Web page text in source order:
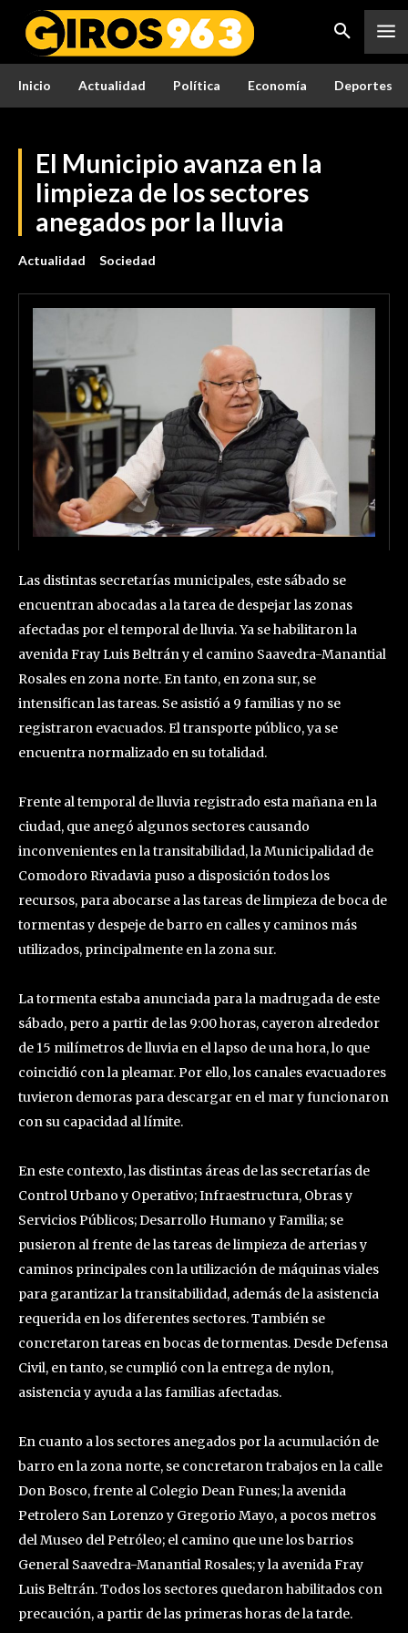
Inicio Actualidad Política Economía Deportes
El Municipio avanza en la
limpieza de los sectores
anegados por la lluvia
Actualidad Sociedad
Las distintas secretarías municipales, este sábado se
encuentran abocadas a la tarea de despejar las zonas
afectadas por el temporal de lluvia. Ya se habilitaron la
avenida Fray Luis Beltrán y el camino Saavedra-Manantial
Rosales en zona norte. En tanto, en zona sur, se
intensifican las tareas. Se asistió a 9 familias y no se
registraron evacuados. El transporte público, ya se
encuentra normalizado en su totalidad.
Frente al temporal de lluvia registrado esta mañana en la
ciudad, que anegó algunos sectores causando
inconvenientes en la transitabilidad, la Municipalidad de
Comodoro Rivadavia puso a disposición todos los
recursos, para abocarse a las tareas de limpieza de boca de
tormentas y despeje de barro en calles y caminos más
utilizados, principalmente en la zona sur.
La tormenta estaba anunciada para la madrugada de este
sábado, pero a partir de las 9:00 horas, cayeron alrededor
de 15 milímetros de lluvia en el lapso de una hora, lo que
coincidió con la pleamar. Por ello, los canales evacuadores
tuvieron demoras para descargar en el mar y funcionaron
con su capacidad al límite.
En este contexto, las distintas áreas de las secretarías de
Control Urbano y Operativo; Infraestructura, Obras y
Servicios Públicos; Desarrollo Humano y Familia; se
pusieron al frente de las tareas de limpieza de arterias y
caminos principales con la utilización de máquinas viales
para garantizar la transitabilidad, además de la asistencia
requerida en los diferentes sectores. También se
concretaron tareas en bocas de tormentas. Desde Defensa
Civil, en tanto, se cumplió con la entrega de nylon,
asistencia y ayuda a las familias afectadas.
En cuanto a los sectores anegados por la acumulación de
barro en la zona norte, se concretaron trabajos en la calle
Don Bosco, frente al Colegio Dean Funes; la avenida
Petrolero San Lorenzo y Gregorio Mayo, a pocos metros
del Museo del Petróleo; el camino que une los barrios
General Saavedra-Manantial Rosales; y la avenida Fray
Luis Beltrán. Todos los sectores quedaron habilitados con
precaución, a partir de las primeras horas de la tarde.